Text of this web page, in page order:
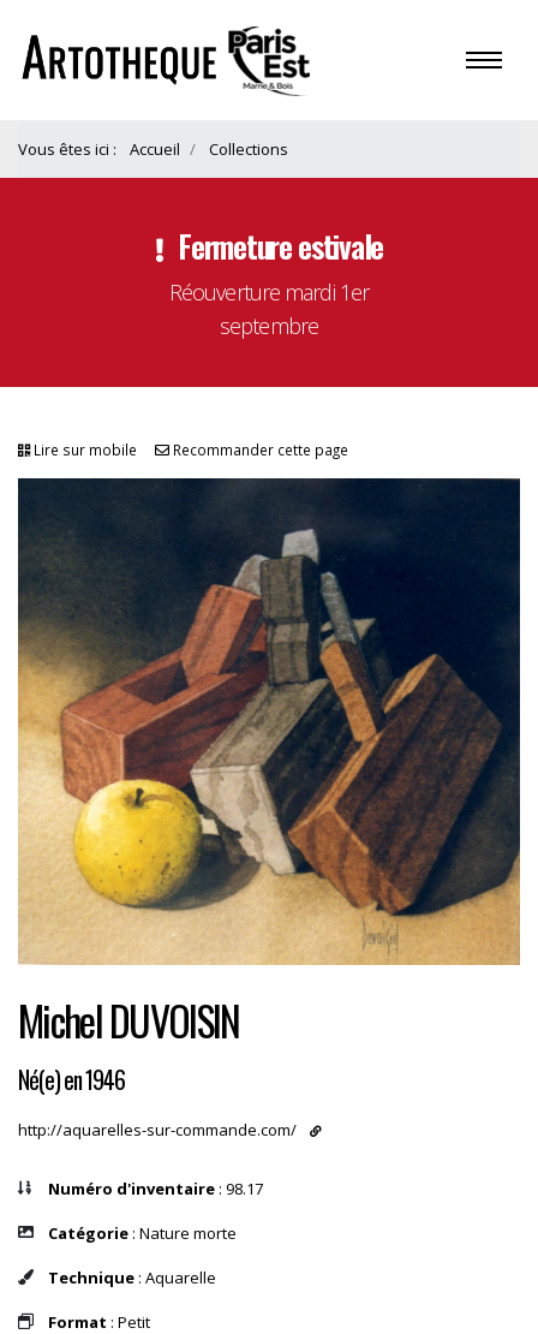
Vous êtes ici : Accueil Collections
Fermeture estivale
Réouverture mardi 1er
septembre
Lire sur mobile Recommander cette page
Michel DUVOISIN
Né(e) en 1946
http://aquarelles-sur-commande.com/
Numéro d'inventaire : 98.17
Catégorie : Nature morte
Technique : Aquarelle
Format : Petit